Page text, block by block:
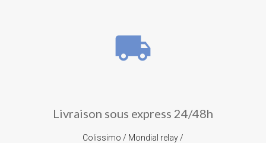
local_shipping
Livraison sous express 24/48h
Colissimo / Mondial relay /